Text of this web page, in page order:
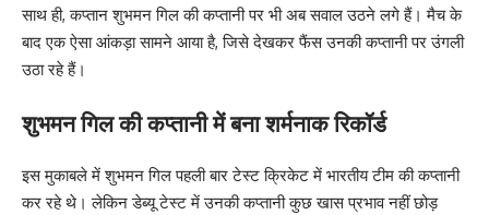
साथ ही, कप्तान शुभमन गिल की कप्तानी पर भी अब सवाल उठने लगे हैं। मैच के
बाद एक ऐसा आंकड़ा सामने आया है, जिसे देखकर फैंस उनकी कप्तानी पर उंगली
उठा रहे हैं।
शुभमन गिल की कप्तानी में बना शर्मनाक रिकॉर्ड
इस मुकाबले में शुभमन गिल पहली बार टेस्ट क्रिकेट में भारतीय टीम की कप्तानी
कर रहे थे। लेकिन डेब्यू टेस्ट में उनकी कप्तानी कुछ खास प्रभाव नहीं छोड़